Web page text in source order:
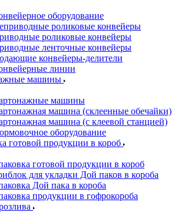
оборудование
роликовые конвейеры
роликовые конвейеры
ленточные конвейеры
конвейеры-делители
линии
машины
машины
машина (склеенные обечайки)
машина (с клеевой станцией)
оборудование
готовой продукции в короб
готовой продукции в короб
для укладки Дой паков в короба
Дой пака в короба
продукции в гофрокороба